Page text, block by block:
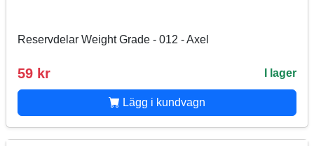
Reservdelar Weight Grade - 012 - Axel
59 kr I lager
Lägg i kundvagn